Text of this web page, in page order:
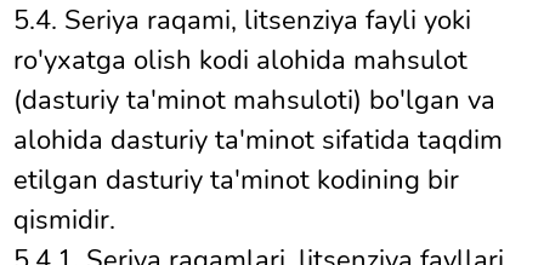
5.4. Seriya raqami, litsenziya fayli yoki
ro'yxatga olish kodi alohida mahsulot
(dasturiy ta'minot mahsuloti) bo'lgan va
alohida dasturiy ta'minot sifatida taqdim
etilgan dasturiy ta'minot kodining bir
qismidir.